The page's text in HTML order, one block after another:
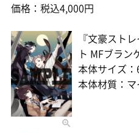
価格：税込4,000円
『文豪スト
ト MFブラン
本体サイズ
本体材質：